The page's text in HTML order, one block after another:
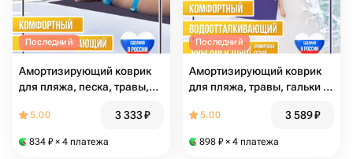
Последний
Амортизирующий коврик
для пляжа, песка, травы,
60 х 0,3 см
5.00 3 333₽
834 ₽ × 4 платежа
Последний
Амортизирующий коврик
для пляжа, травы, гальки и
сиреневый, размер 185 x
5.00 3 589₽
898 ₽ × 4 платежа